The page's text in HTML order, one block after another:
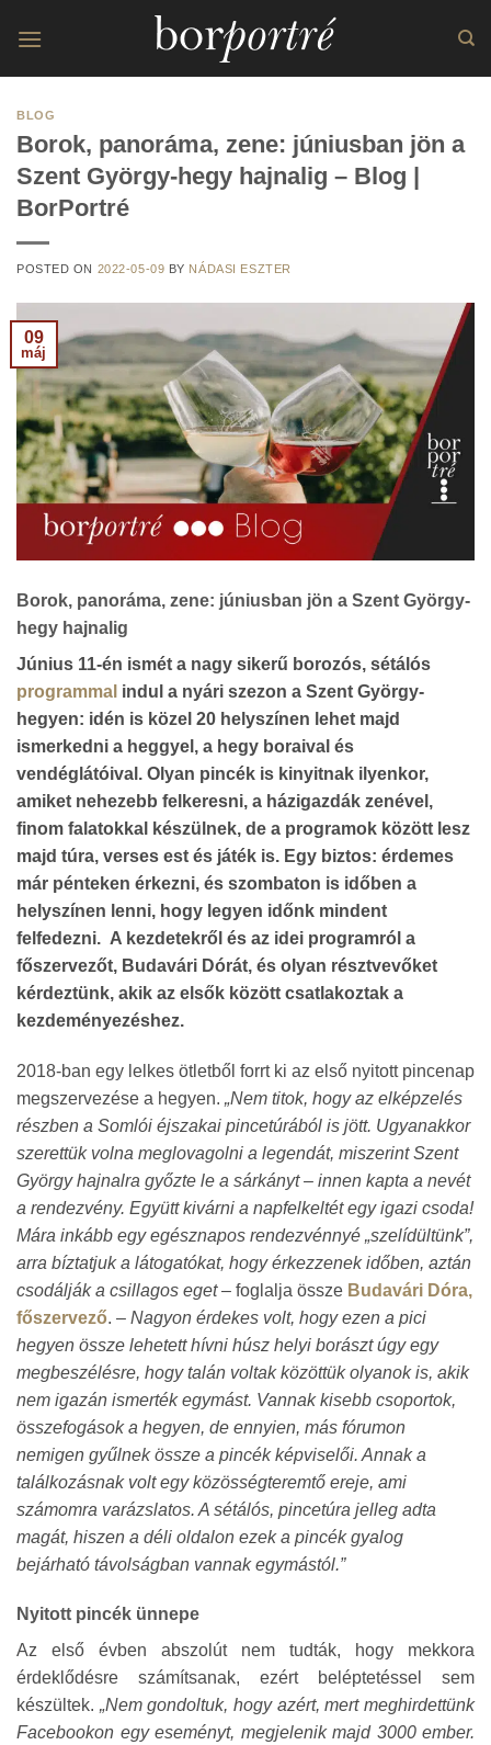
BLOG
Borok, panoráma, zene: júniusban jön a
Szent György-hegy hajnalig – Blog |
BorPortré
POSTED ON 2022-05-09 BY NÁDASI ESZTER
09
máj
Borok, panoráma, zene: júniusban jön a Szent György-
hegy hajnalig
Június 11-én ismét a nagy sikerű borozós, sétálós
programmal indul a nyári szezon a Szent György-
hegyen: idén is közel 20 helyszínen lehet majd
ismerkedni a heggyel, a hegy boraival és
vendéglátóival. Olyan pincék is kinyitnak ilyenkor,
amiket nehezebb felkeresni, a házigazdák zenével,
finom falatokkal készülnek, de a programok között lesz
majd túra, verses est és játék is. Egy biztos: érdemes
már pénteken érkezni, és szombaton is időben a
helyszínen lenni, hogy legyen időnk mindent
felfedezni. A kezdetekről és az idei programról a
főszervezőt, Budavári Dórát, és olyan résztvevőket
kérdeztünk, akik az elsők között csatlakoztak a
kezdeményezéshez.
2018-ban egy lelkes ötletből forrt ki az első nyitott pincenap
megszervezése a hegyen. „Nem titok, hogy az elképzelés
részben a Somlói éjszakai pincetúrából is jött. Ugyanakkor
szerettük volna meglovagolni a legendát, miszerint Szent
György hajnalra győzte le a sárkányt – innen kapta a nevét
a rendezvény. Együtt kivárni a napfelkeltét egy igazi csoda!
Mára inkább egy egésznapos rendezvénnyé „szelídültünk”,
arra bíztatjuk a látogatókat, hogy érkezzenek időben, aztán
csodálják a csillagos eget– foglalja össze Budavári Dóra,
főszervező. – Nagyon érdekes volt, hogy ezen a pici
hegyen össze lehetett hívni húsz helyi borászt úgy egy
megbeszélésre, hogy talán voltak közöttük olyanok is, akik
nem igazán ismerték egymást. Vannak kisebb csoportok,
összefogások a hegyen, de ennyien, más fórumon
nemigen gyűlnek össze a pincék képviselői. Annak a
találkozásnak volt egy közösségteremtő ereje, ami
számomra varázslatos. A sétálós, pincetúra jelleg adta
magát, hiszen a déli oldalon ezek a pincék gyalog
bejárható távolságban vannak egymástól.”
Nyitott pincék ünnepe
Az első évben abszolút nem tudták, hogy mekkora
érdeklődésre számítsanak, ezért beléptetéssel sem
készültek. „Nem gondoltuk, hogy azért, mert meghirdettünk
Facebookon egy eseményt, megjelenik majd 3000 ember.